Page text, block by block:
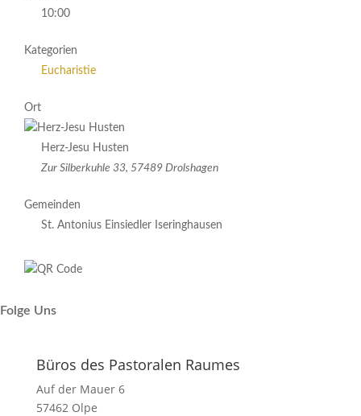
10:00
Kategorien
Eucharistie
Ort
Herz-Jesu Husten
Zur Silberkuhle 33, 57489 Drolshagen
Gemeinden
St. Antonius Einsiedler Iseringhausen
Folge Uns
Büros des Pastoralen Raumes
Auf der Mauer 6
57462 Olpe